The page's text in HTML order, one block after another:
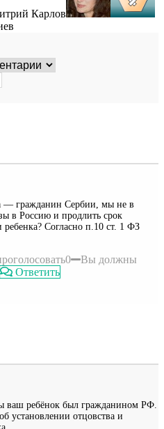
— гражданин Сербии, мы не в
в Россию и продлить срок
Согласно п.10 ст. 1 ФЗ
0
Вы должны
Ответить
ваш ребёнок был гражданином РФ.
установлении отцовства и